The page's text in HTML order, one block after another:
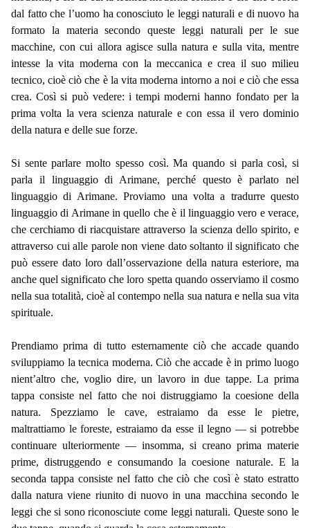
dal fatto che l’uomo ha conosciuto le leggi naturali e di nuovo ha
formato la materia secondo queste leggi naturali per le sue
macchine, con cui allora agisce sulla natura e sulla vita, mentre
intesse la vita moderna con la meccanica e crea il suo milieu
tecnico, cioè ciò che è la vita moderna intorno a noi e ciò che essa
crea. Così si può vedere: i tempi moderni hanno fondato per la
prima volta la vera scienza naturale e con essa il vero dominio
della natura e delle sue forze.
Si sente parlare molto spesso così. Ma quando si parla così, si
parla il linguaggio di Arimane, perché questo è parlato nel
linguaggio di Arimane. Proviamo una volta a tradurre questo
linguaggio di Arimane in quello che è il linguaggio vero e verace,
che cerchiamo di riacquistare attraverso la scienza dello spirito, e
attraverso cui alle parole non viene dato soltanto il significato che
può essere dato loro dall’osservazione della natura esteriore, ma
anche quel significato che loro spetta quando osserviamo il cosmo
nella sua totalità, cioè al contempo nella sua natura e nella sua vita
spirituale.
Prendiamo prima di tutto esternamente ciò che accade quando
sviluppiamo la tecnica moderna. Ciò che accade è in primo luogo
nient’altro che, voglio dire, un lavoro in due tappe. La prima
tappa consiste nel fatto che noi distruggiamo la coesione della
natura. Spezziamo le cave, estraiamo da esse le pietre,
maltrattiamo le foreste, estraiamo da esse il legno — si potrebbe
continuare ulteriormente — insomma, si creano prima materie
prime, distruggendo e consumando la coesione naturale. E la
seconda tappa consiste nel fatto che ciò che così è stato estratto
dalla natura viene riunito di nuovo in una macchina secondo le
leggi che si sono riconosciute come leggi naturali. Queste sono le